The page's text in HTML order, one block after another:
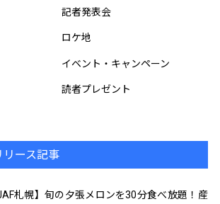
記者発表会
ロケ地
イベント・キャンペーン
読者プレゼント
リース記事
札幌】旬の夕張メロンを30分食べ放題！産